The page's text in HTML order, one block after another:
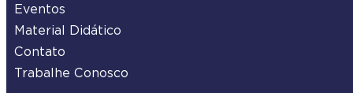
Eventos
Material Didático
Contato
Trabalhe Conosco